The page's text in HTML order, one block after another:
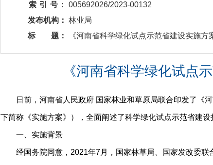
索 引 号： 005692026/2023-00132
发布机构：
林业局
标 题：
《河南省科学绿化试点示范省建设实施方
《河南省科学绿化试点
日前，河南省人民政府 国家林业和草原局联合印发了《
下简称《实施方案》），全面阐述了科学绿化试点示范省建设
一、实施背景
经国务院同意，2021年7月，国家林草局、国家发改委